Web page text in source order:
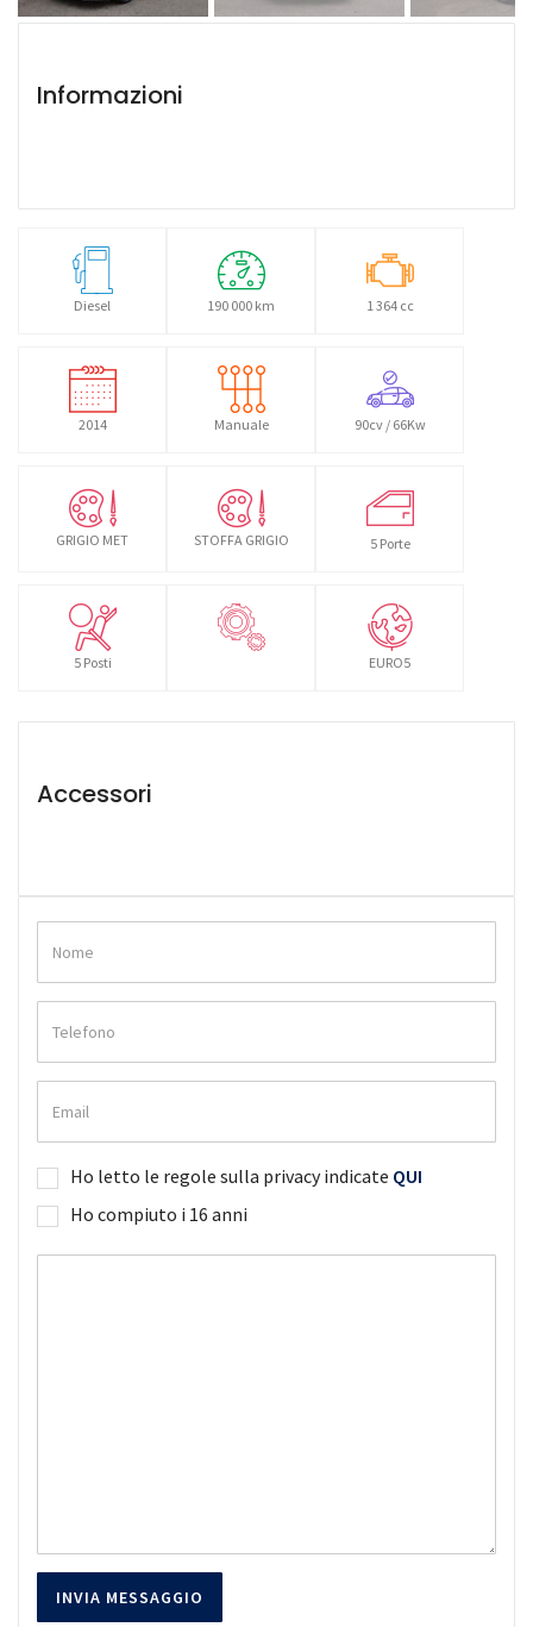
Informazioni
Diesel 190 000 km 1 364 cc
2014 Manuale 90cv / 66Kw
GRIGIO MET STOFFA GRIGIO 5 Porte
5 Posti EURO5
Accessori
Ho letto le regole sulla privacy indicate QUI
Ho compiuto i 16 anni